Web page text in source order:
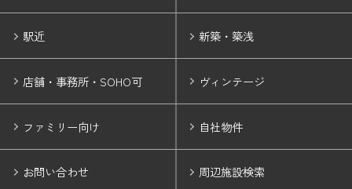
駅近 新築・築浅
店舗・事務所・SOHO可 ヴィンテージ
ファミリー向け 自社物件
お問い合わせ 周辺施設検索